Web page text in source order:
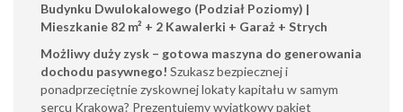
Budynku Dwulokalowego (Podział Poziomy) |
Mieszkanie 82 m² + 2 Kawalerki + Garaż + Strych
Możliwy duży zysk – gotowa maszyna do generowania
dochodu pasywnego! Szukasz bezpiecznej i
ponadprzeciętnie zyskownej lokaty kapitału w samym
sercu Krakowa? Prezentujemy wyjątkowy pakiet